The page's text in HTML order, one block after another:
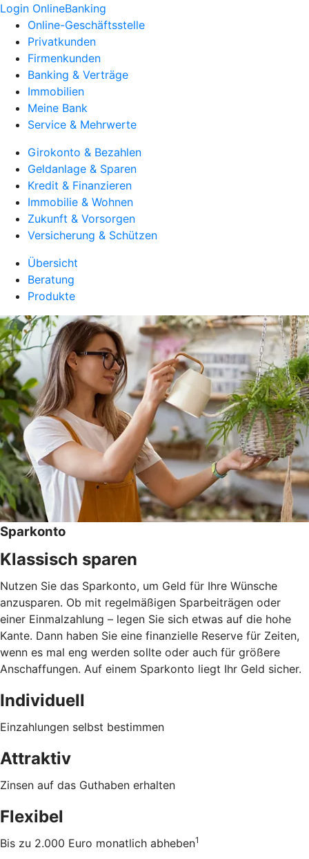
Login OnlineBanking
Online-Geschäftsstelle
Privatkunden
Firmenkunden
Banking & Verträge
Immobilien
Meine Bank
Service & Mehrwerte
Girokonto & Bezahlen
Geldanlage & Sparen
Kredit & Finanzieren
Immobilie & Wohnen
Zukunft & Vorsorgen
Versicherung & Schützen
Übersicht
Beratung
Produkte
Sparkonto
Klassisch sparen
Nutzen Sie das Sparkonto, um Geld für Ihre Wünsche
anzusparen. Ob mit regelmäßigen Sparbeiträgen oder
einer Einmalzahlung – legen Sie sich etwas auf die hohe
Kante. Dann haben Sie eine finanzielle Reserve für Zeiten,
wenn es mal eng werden sollte oder auch für größere
Anschaffungen. Auf einem Sparkonto liegt Ihr Geld sicher.
Individuell
Einzahlungen selbst bestimmen
Attraktiv
Zinsen auf das Guthaben erhalten
Flexibel
Bis zu 2.000 Euro monatlich abheben1